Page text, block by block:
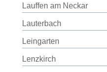
Lauffen am Neckar
Lauterbach
Leingarten
Lenzkirch